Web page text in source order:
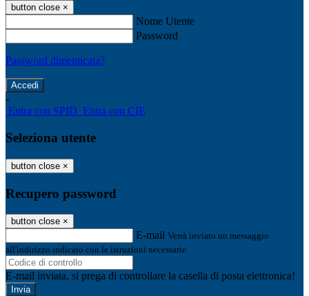
button close ×
Nome Utente
Password
Password dimenticata?
-
Entra con SPID Entra con CIE
Seleziona utente
button close ×
Recupero password
button close ×
E-mail Verrà inviato un messaggio
all'indirizzo indicato con le istruzioni necessarie.
E-mail inviata, si prega di controllare la casella di posta elettronica!